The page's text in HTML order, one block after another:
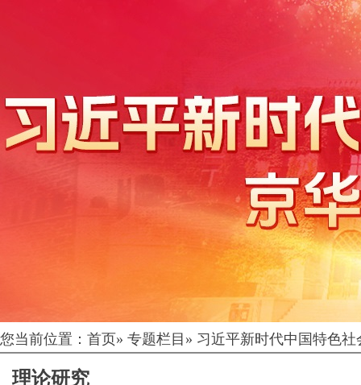
您当前位置： 首页» 专题栏目 » 习近平新时代中国特色
理论研究